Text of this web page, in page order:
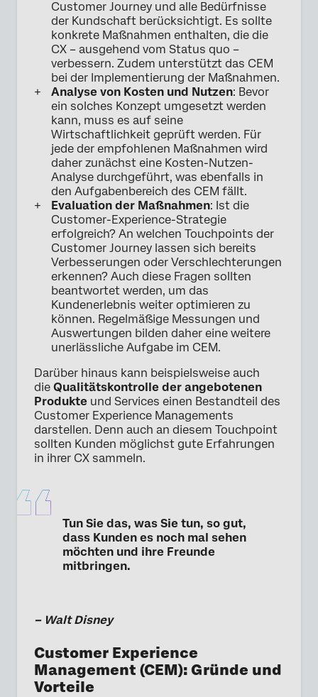
Customer Journey und alle Bedürfnisse
der Kundschaft berücksichtigt. Es sollte
konkrete Maßnahmen enthalten, die die
CX – ausgehend vom Status quo –
verbessern. Zudem unterstützt das CEM
bei der Implementierung der Maßnahmen.
Analyse von Kosten und Nutzen: Bevor
ein solches Konzept umgesetzt werden
kann, muss es auf seine
Wirtschaftlichkeit geprüft werden. Für
jede der empfohlenen Maßnahmen wird
daher zunächst eine Kosten-Nutzen-
Analyse durchgeführt, was ebenfalls in
den Aufgabenbereich des CEM fällt.
Evaluation der Maßnahmen: Ist die
Customer-Experience-Strategie
erfolgreich? An welchen Touchpoints der
Customer Journey lassen sich bereits
Verbesserungen oder Verschlechterungen
erkennen? Auch diese Fragen sollten
beantwortet werden, um das
Kundenerlebnis weiter optimieren zu
können. Regelmäßige Messungen und
Auswertungen bilden daher eine weitere
unerlässliche Aufgabe im CEM.
Darüber hinaus kann beispielsweise auch
die Qualitätskontrolle der angebotenen
Produkte und Services einen Bestandteil des
Customer Experience Managements
darstellen. Denn auch an diesem Touchpoint
sollten Kunden möglichst gute Erfahrungen
in ihrer CX sammeln.
Tun Sie das, was Sie tun, so gut,
dass Kunden es noch mal sehen
möchten und ihre Freunde
mitbringen.
– Walt Disney
Customer Experience
Management (CEM): Gründe und
Vorteile